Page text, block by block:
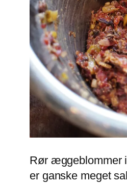
Rør æggeblommer
er ganske meget